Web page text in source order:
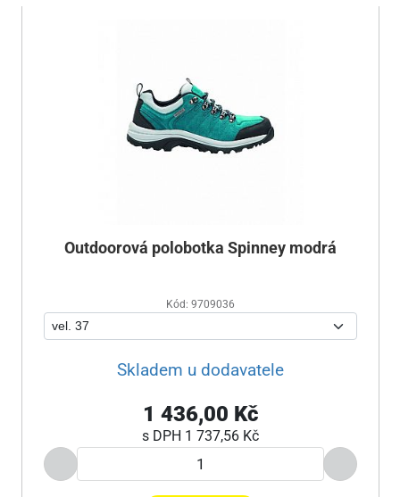
Outdoorová polobotka Spinney modrá
Kód: 9709036
Skladem u dodavatele
1 436,00 Kč
s DPH 1 737,56 Kč